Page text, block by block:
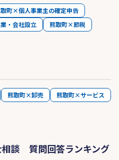
町×個人事業主の確定申告
・会社設立
熊取町×節税
熊取町×卸売
熊取町×サービス
相談 質問回答ランキング